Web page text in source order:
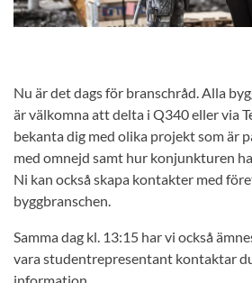
Nu är det dags för branschråd. Alla
är välkomna att delta i Q340 eller via
bekanta dig med olika projekt som är
med omnejd samt hur konjunkturen
Ni kan också skapa kontakter med
byggbranschen.
Samma dag kl. 13:15 har vi också
vara studentrepresentant kontaktar